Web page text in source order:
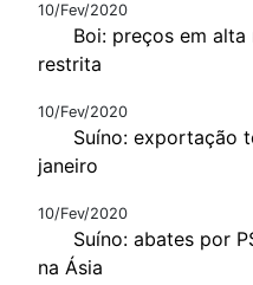
10/Fev/2020
Boi: preços em
restrita
10/Fev/2020
Suíno: exportação
janeiro
10/Fev/2020
Suíno: abates por
na Ásia